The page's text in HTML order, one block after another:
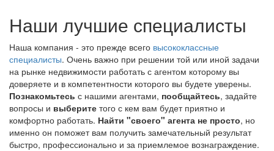
Наши лучшие специалисты
Наша компания - это прежде всего высококлассные
специалисты. Очень важно при решении той или иной задачи
на рынке недвижимости работать с агентом которому вы
доверяете и в компетентности которого вы будете уверены.
Познакомьтесь с нашими агентами, пообщайтесь, задайте
вопросы и выберите того с кем вам будет приятно и
комфортно работать. Найти "своего" агента не просто, но
именно он поможет вам получить замечательный результат
быстро, профессионально и за приемлемое вознаграждение.